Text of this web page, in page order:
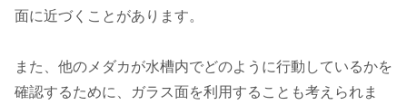
面に近づくことがあります。
また、他のメダカが水槽内でどのように行動しているかを
確認するために、ガラス面を利用することも考えられま